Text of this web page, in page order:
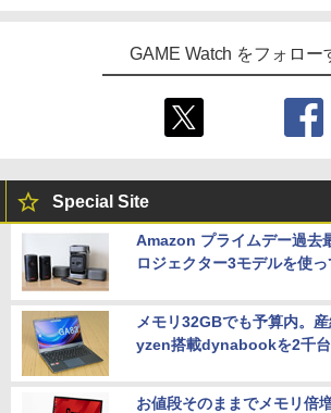
GAME Watch をフォロー
Special Site
Amazon プライムデー過去
ロジェクター3モデルを使っ
メモリ32GBでも予算内。
yzen搭載dynabookを2千台
お値段そのままでメモリ倍